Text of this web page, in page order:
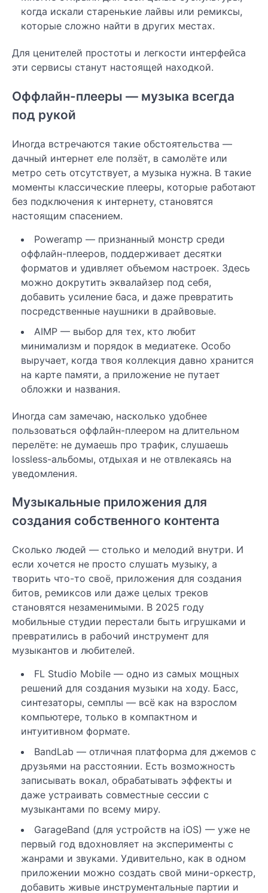
когда искали старенькие лайвы или ремиксы,
которые сложно найти в других местах.
Для ценителей простоты и легкости интерфейса
эти сервисы станут настоящей находкой.
Оффлайн-плееры — музыка всегда
под рукой
Иногда встречаются такие обстоятельства —
дачный интернет еле ползёт, в самолёте или
метро сеть отсутствует, а музыка нужна. В такие
моменты классические плееры, которые работают
без подключения к интернету, становятся
настоящим спасением.
Poweramp — признанный монстр среди
оффлайн-плееров, поддерживает десятки
форматов и удивляет объемом настроек. Здесь
можно докрутить эквалайзер под себя,
добавить усиление баса, и даже превратить
посредственные наушники в драйвовые.
AIMP — выбор для тех, кто любит
минимализм и порядок в медиатеке. Особо
выручает, когда твоя коллекция давно хранится
на карте памяти, а приложение не путает
обложки и названия.
Иногда сам замечаю, насколько удобнее
пользоваться оффлайн-плеером на длительном
перелёте: не думаешь про трафик, слушаешь
lossless-альбомы, отдыхая и не отвлекаясь на
уведомления.
Музыкальные приложения для
создания собственного контента
Сколько людей — столько и мелодий внутри. И
если хочется не просто слушать музыку, а
творить что-то своё, приложения для создания
битов, ремиксов или даже целых треков
становятся незаменимыми. В 2025 году
мобильные студии перестали быть игрушками и
превратились в рабочий инструмент для
музыкантов и любителей.
FL Studio Mobile — одно из самых мощных
решений для создания музыки на ходу. Басс,
синтезаторы, семплы — всё как на взрослом
компьютере, только в компактном и
интуитивном формате.
BandLab — отличная платформа для джемов с
друзьями на расстоянии. Есть возможность
записывать вокал, обрабатывать эффекты и
даже устраивать совместные сессии с
музыкантами по всему миру.
GarageBand (для устройств на iOS) — уже не
первый год вдохновляет на эксперименты с
жанрами и звуками. Удивительно, как в одном
приложении можно создать свой мини-оркестр,
добавить живые инструментальные партии и